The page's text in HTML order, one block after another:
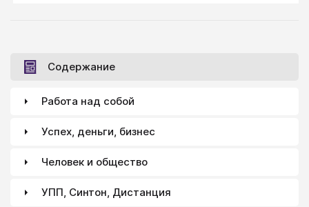
Содержание
Работа над собой
Успех, деньги, бизнес
Человек и общество
УПП, Синтон, Дистанция